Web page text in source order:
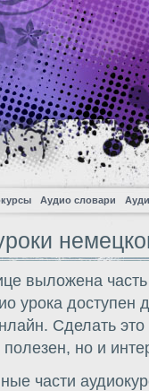
Аудио словари
выложена
урока доступен
Сделать
полезен, но и
части